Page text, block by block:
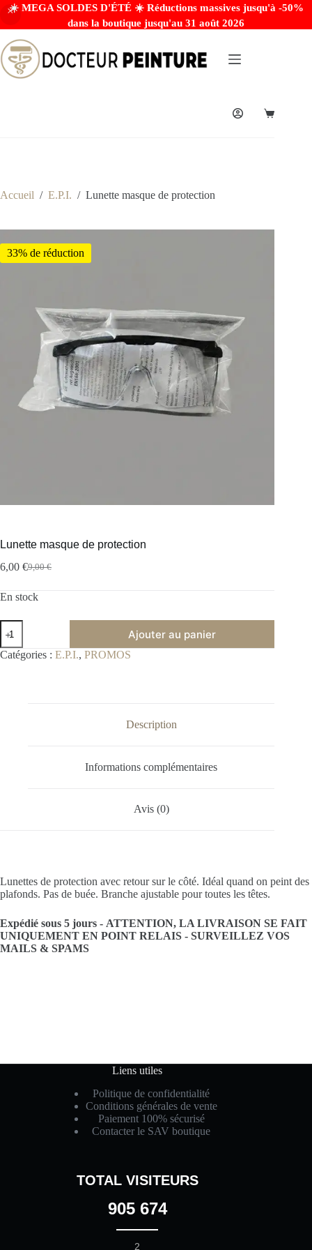
☀️ MEGA SOLDES D'ÉTÉ ☀️ Réductions massives jusqu'à -50%
dans la boutique jusqu'au 31 août 2026
Accueil / E.P.I. / Lunette masque de protection
33% de réduction
Lunette masque de protection
9,00€
6,00 €
En stock
Ajouter au panier
A
Catégories : E.P.I., PROMOS
Description
Informations complémentaires
Avis (0)
Lunettes de protection avec retour sur le côté. Idéal quand on peint des
plafonds. Pas de buée. Branche ajustable pour toutes les têtes.
Expédié sous 5 jours - ATTENTION, LA LIVRAISON SE FAIT
UNIQUEMENT EN POINT RELAIS - SURVEILLEZ VOS
MAILS & SPAMS
Liens utiles
Politique de confidentialité
Conditions générales de vente
Paiement 100% sécurisé
Contacter le SAV boutique
TOTAL VISITEURS
905 674
2